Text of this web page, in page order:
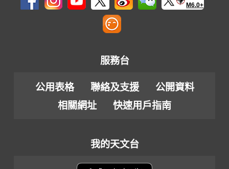
M6.0+
服務台
公用表格 聯絡及支援
公開資料
相關網址
快速用戶指南
我的天文台